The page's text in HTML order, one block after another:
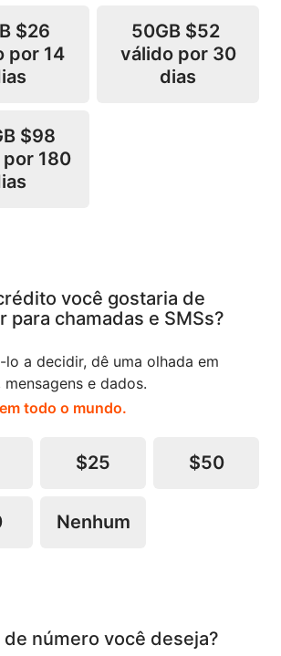
$26
por 14
50GB $52
válido por 30
dias
$98
180
você gostaria de
para chamadas e SMSs?
lo a decidir, dê uma olhada em
mensagens e dados.
todo o mundo.
$25 $50
Nenhum
de número você deseja?